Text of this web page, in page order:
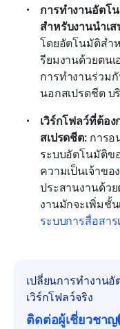
การทำงานอัตโ
สำหรับงานนำเ
โดยอัตโนมัติสำ
รียมงานด้วยตน
การทำงานร่วม
นอกสเปรดชีต
เวิร์กโฟลว์ที่ต้อ
สเปรดชีต: การอ
ระบบอัตโนมัติข
ความเป็นเจ้าขอ
ประสานงานด้ว
งานมักจะเพิ่มชั้
ระบบการสื่อสาร
เปลี่ยนการทำงาน
เวิร์กโฟลว์จริง
ติดต่อผู้เชี่ยวชาญ